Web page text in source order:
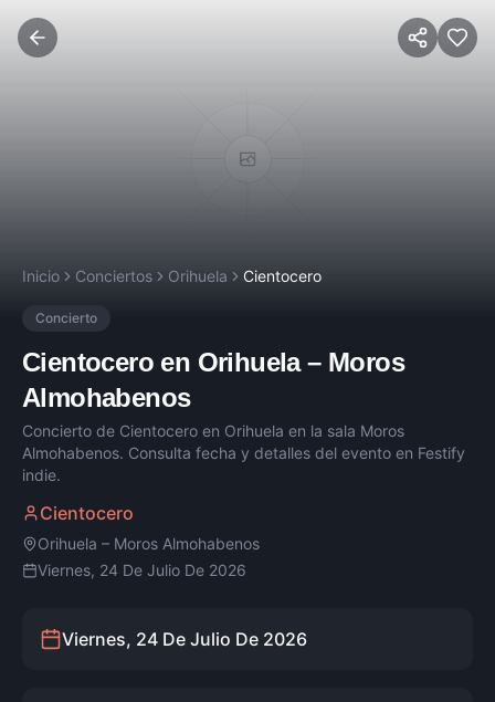
Inicio Conciertos Orihuela Cientocero
Concierto
Cientocero en Orihuela– Moros
Almohabenos
Concierto de Cientocero en Orihuela en la sala Moros
Almohabenos. Consulta fecha y detalles del evento en Festify
indie.
Cientocero
Orihuela – Moros Almohabenos
Viernes, 24 De Julio De 2026
Viernes, 24 De Julio De 2026